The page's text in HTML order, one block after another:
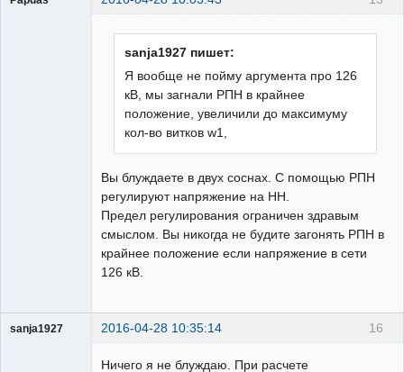
sanja1927 пишет:
Я вообще не пойму аргумента про 126
кВ, мы загнали РПН в крайнее
положение, увеличили до максимуму
кол-во витков w1,
Вы блуждаете в двух соснах. С помощью РПН
регулируют напряжение на НН.
Предел регулирования ограничен здравым
смыслом. Вы никогда не будите загонять РПН в
крайнее положение если напряжение в сети
126 кВ.
16
sanja1927 2016-04-28 10:35:14
Ничего я не блуждаю. При расчете